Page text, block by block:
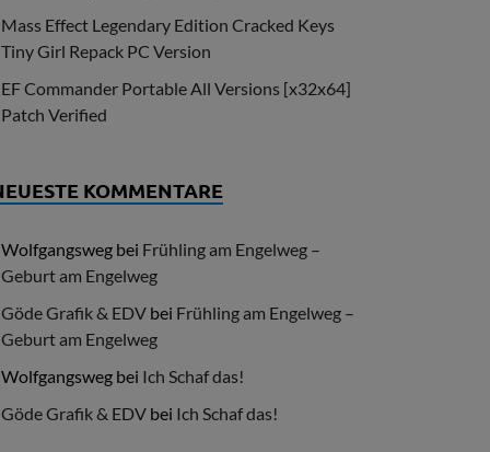
Mass Effect Legendary Edition Cracked Keys
Tiny Girl Repack PC Version
EF Commander Portable All Versions [x32x64]
Patch Verified
KOMMENTARE
Wolfgangsweg bei Frühling am Engelweg –
Geburt am Engelweg
Göde Grafik & EDV bei Frühling am Engelweg –
Geburt am Engelweg
Wolfgangsweg bei Ich Schaf das!
Göde Grafik & EDV bei Ich Schaf das!